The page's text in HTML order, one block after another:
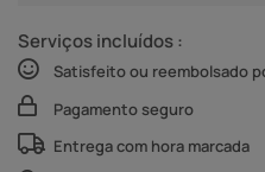
Serviços incluídos :
Satisfeito ou reembolsado
Pagamento seguro
Entrega com hora marcada